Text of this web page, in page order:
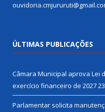
ÚLTIMAS PUBLICAÇÕES
Câmara Municipal aprova Lei
exercício financeiro de 2027
Parlamentar solicita